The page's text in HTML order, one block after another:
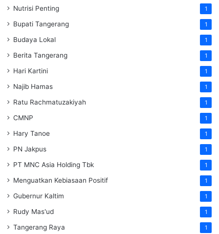
Nutrisi Penting 1
Bupati Tangerang 1
Budaya Lokal 1
Berita Tangerang 1
Hari Kartini 1
Najib Hamas 1
Ratu Rachmatuzakiyah 1
CMNP 1
Hary Tanoe 1
PN Jakpus 1
PT MNC Asia Holding Tbk 1
Menguatkan Kebiasaan Positif 1
Gubernur Kaltim 1
Rudy Mas'ud 1
Tangerang Raya 1